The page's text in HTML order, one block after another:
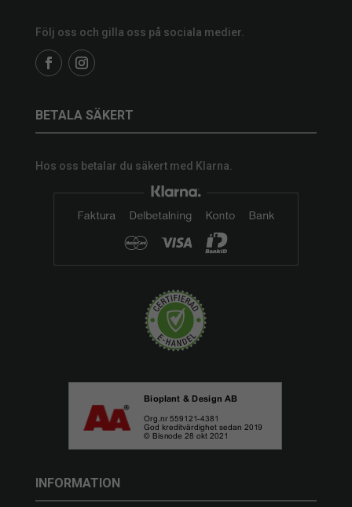
Följ oss och gilla oss på sociala medier.
BETALA SÄKERT
Hos oss betalar du säkert med Klarna.
INFORMATION